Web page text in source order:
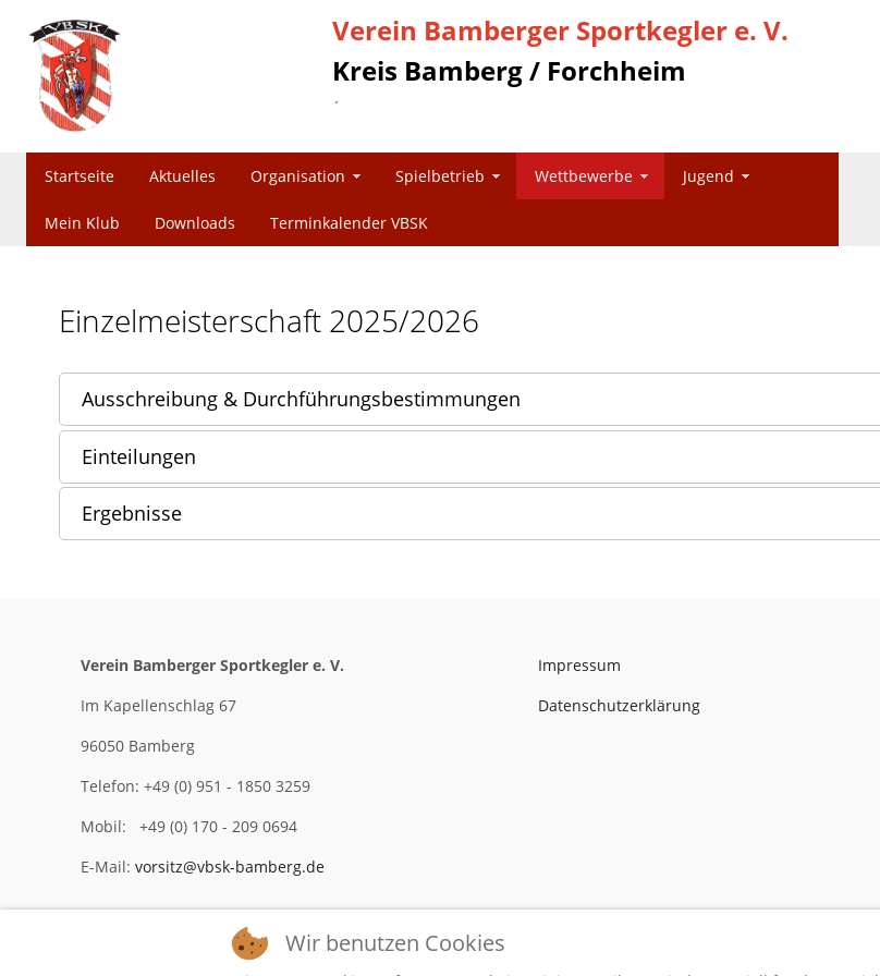
Verein Bamberger Sportkegler e. V.
Kreis Bamberg / Forchheim
´
Startseite Aktuelles Organisation Spielbetrieb Wettbewerbe Jugend
Mein Klub Downloads Terminkalender VBSK
Einzelmeisterschaft 2025/2026
Ausschreibung & Durchführungsbestimmungen
Einteilungen
Ergebnisse
Verein Bamberger Sportkegler e. V.
Im Kapellenschlag 67
96050 Bamberg
Telefon: +49 (0) 951 - 1850 3259
Mobil: +49 (0) 170 - 209 0694
E-Mail: vorsitz@vbsk-bamberg.de
Impressum
Datenschutzerklärung
Wir benutzen Cookies